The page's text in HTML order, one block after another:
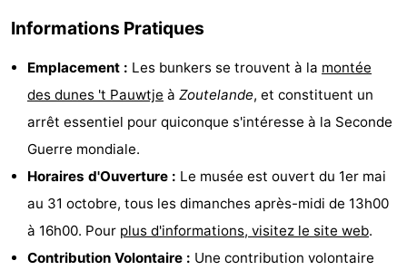
jeux
Parcours
mini-
Centres
bien-
&
Nature
guidées
Sports
Informations Pratiques
Emplacement : Les bunkers se trouvent à la montée
des dunes 't Pauwtje à Zoutelande, et constituent un
arrêt essentiel pour quiconque s'intéresse à la Seconde
Guerre mondiale.
Horaires d'Ouverture : Le musée est ouvert du 1er mai
au 31 octobre, tous les dimanches après-midi de 13h00
à 16h00. Pour plus d'informations, visitez le site web.
Contribution Volontaire : Une contribution volontaire